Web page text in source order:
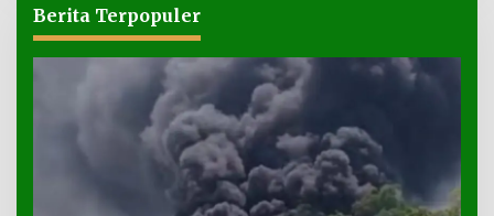
Berita Terpopuler